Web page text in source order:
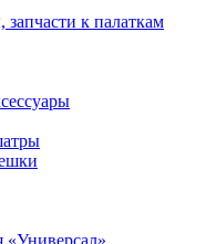
к палаткам
«Универсал»